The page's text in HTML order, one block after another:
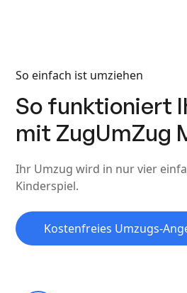
So einfach ist umziehen
So funktioniert
mit ZugUmZug
Ihr Umzug wird in nur vier
Kinderspiel.
Kostenfreies Umzugs-